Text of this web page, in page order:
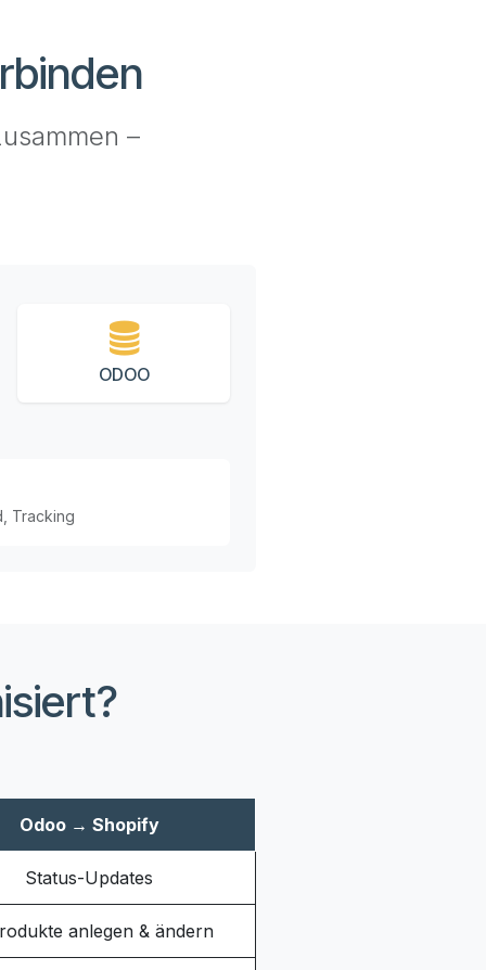
–
ODOO
Tracking
Odoo → Shopify
Status-Updates
anlegen & ändern